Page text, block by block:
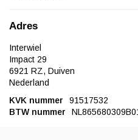
Adres
Interwiel
Impact 29
6921 RZ, Duiven
Nederland
KVK nummer
91517532
BTW nummer